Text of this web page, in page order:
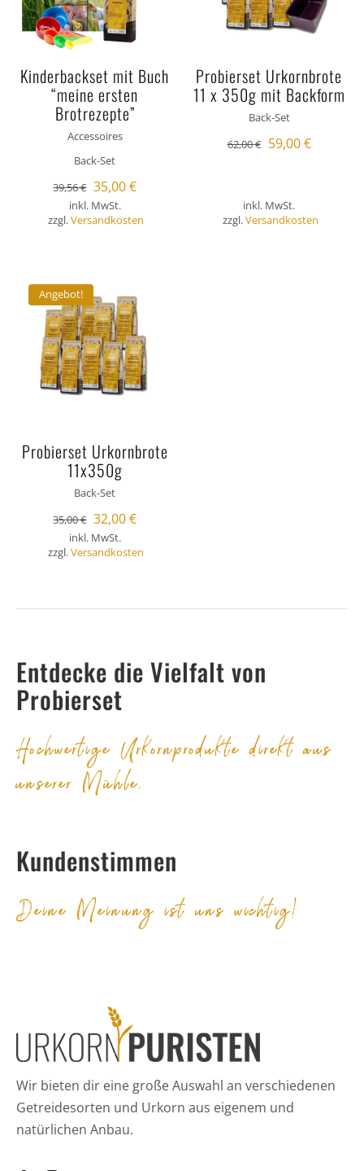
Kinderbackset mit Buch
“meine ersten
Brotrezepte”
Accessoires
Back-Set
39,56€ Ursprünglicher
Preis
war:
35,00€Aktueller
ist:
inkl. MwSt.
zzgl.Versandkosten
Probierset Urkornbrote
11 x 350g mit Backform
Back-Set
62,00€ Ursprünglicher
62,00 €
59,00€Aktueller
inkl. MwSt.
zzgl.Versandkosten
Angebot!
Probierset Urkornbrote
11x350g
Back-Set
35,00€ Ursprünglicher
Preis
war:
32,00€Aktueller
ist:
inkl. MwSt.
zzgl.Versandkosten
Entdecke die Vielfalt von
Probierset
Hochwertige Urkornprodukte direkt aus
unserer Mühle.
Kundenstimmen
Deine Meinung ist uns wichtig!
Wir bieten dir eine große Auswahl an verschiedenen
Getreidesorten und Urkorn aus eigenem und
natürlichen Anbau.